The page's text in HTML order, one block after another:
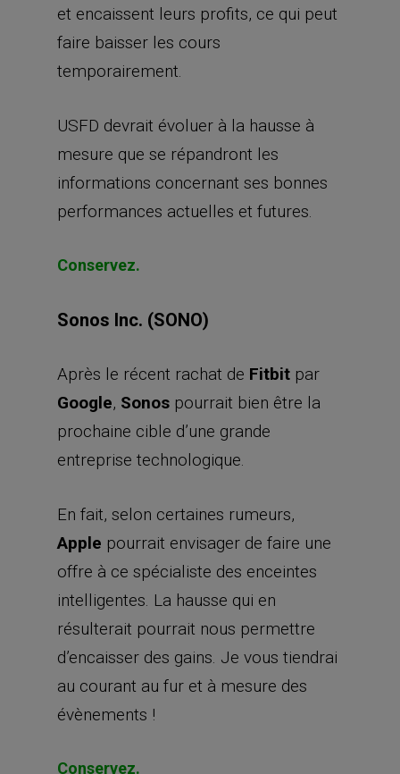
et encaissent leurs profits, ce qui peut
faire baisser les cours
temporairement.
USFD devrait évoluer à la hausse à
mesure que se répandront les
informations concernant ses bonnes
performances actuelles et futures.
Conservez.
Sonos Inc. (SONO)
Après le récent rachat de Fitbit par
Google, Sonos pourrait bien être la
prochaine cible d’une grande
entreprise technologique.
En fait, selon certaines rumeurs,
Apple pourrait envisager de faire une
offre à ce spécialiste des enceintes
intelligentes. La hausse qui en
résulterait pourrait nous permettre
d’encaisser des gains. Je vous tiendrai
au courant au fur et à mesure des
évènements !
Conservez.